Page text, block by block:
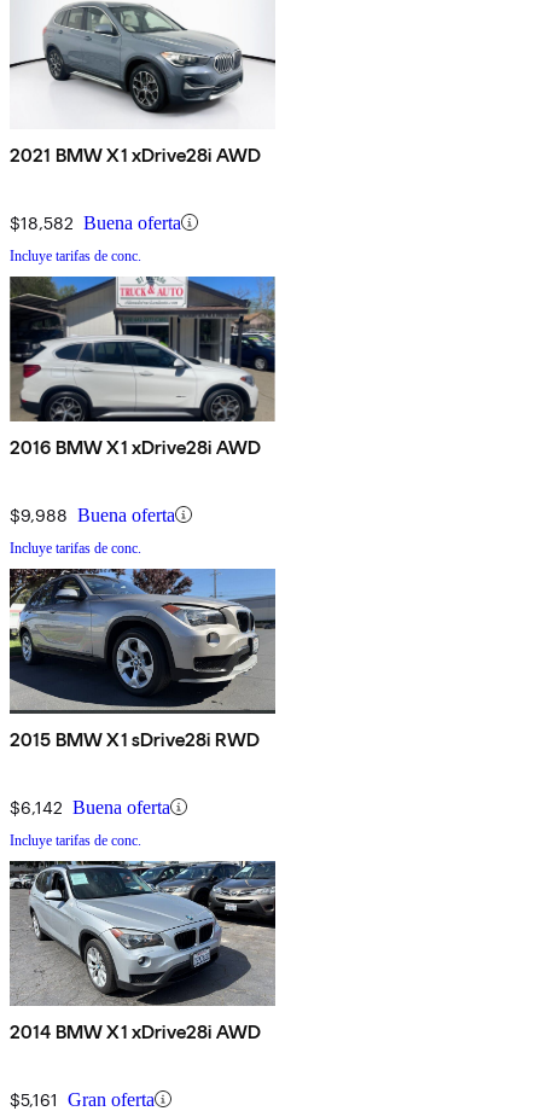
2021 BMW X1 xDrive28i AWD
$18,582 Buena oferta
Incluye tarifas de conc.
2016 BMW X1 xDrive28i AWD
$9,988 Buena oferta
Incluye tarifas de conc.
2015 BMW X1 sDrive28i RWD
$6,142 Buena oferta
Incluye tarifas de conc.
2014 BMW X1 xDrive28i AWD
$5,161 Gran oferta